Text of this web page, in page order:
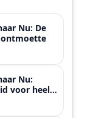
Nu: De
ontmoette
Nu:
voor heel